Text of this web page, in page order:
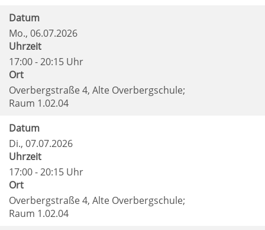
Datum
Mo., 06.07.2026
Uhrzeit
17:00 - 20:15 Uhr
Ort
Overbergstraße 4, Alte Overbergschule;
Raum 1.02.04
Datum
Di., 07.07.2026
Uhrzeit
17:00 - 20:15 Uhr
Ort
Overbergstraße 4, Alte Overbergschule;
Raum 1.02.04